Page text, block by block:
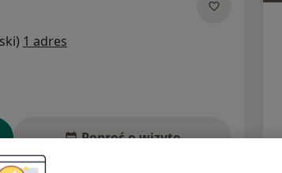
1 adres
Poproś o wizytę